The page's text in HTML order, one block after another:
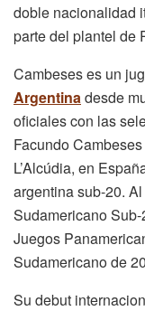
doble nacionalidad
parte del plantel de
Cambeses es un
Argentinadesde
oficiales con las
Facundo
L’Alcúdia, en
argentina sub-20.
Sudamericano
Juegos
Sudamericano de
Su debut